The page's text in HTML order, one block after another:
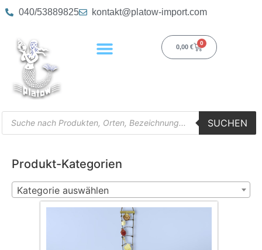
040/53889825 kontakt@platow-import.com
0,00 €
0
SUCHEN
Produkt-Kategorien
Kategorie auswählen